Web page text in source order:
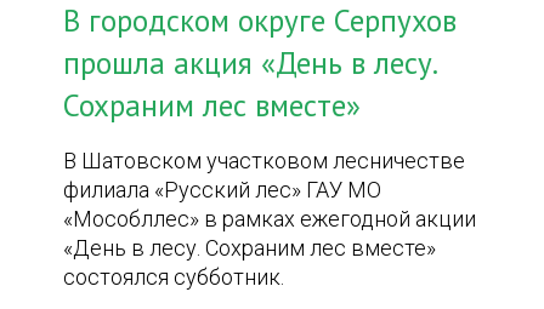
В городском округе Серпухов
прошла акция «День в лесу.
Сохраним лес вместе»
В Шатовском участковом лесничестве
филиала «Русский лес» ГАУ МО
«Мособллес» в рамках ежегодной акции
«День в лесу. Сохраним лес вместе»
состоялся субботник.